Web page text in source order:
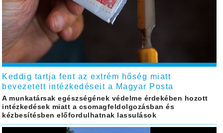
Keddig tartja fent az extrém hőség miatt
bevezetett intézkedéseit a Magyar Posta
A munkatársak egészségének védelme érdekében hozott
intézkedések miatt a csomagfeldolgozásban és
kézbesítésben előfordulhatnak lassulások